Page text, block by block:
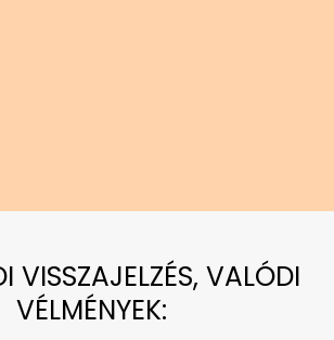
VALÓDI
VÉLMÉNYEK: